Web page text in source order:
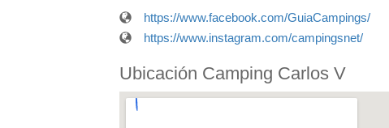
https://www.facebook.com/GuiaCampings/
https://www.instagram.com/campingsnet/
Ubicación Camping Carlos V